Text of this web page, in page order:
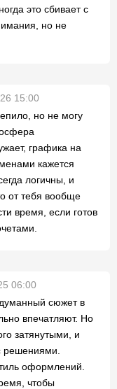
это сбивает с
но не
15:00
но не могу
графика на
кажется
логичны, и
от тебя вообще
время, если готов
06:00
сюжет в
впечатляют. Но
затянутыми, и
решениями.
оформлений.
чтобы